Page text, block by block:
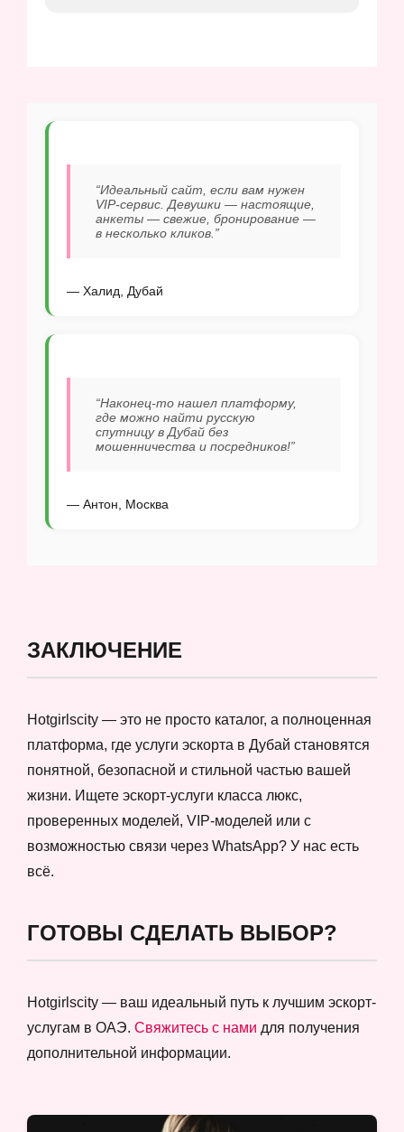
“Идеальный сайт, если вам нужен
VIP-сервис. Девушки — настоящие,
анкеты — свежие, бронирование —
в несколько кликов.”
— Халид, Дубай
“Наконец-то нашел платформу,
где можно найти русскую
спутницу в Дубай без
мошенничества и посредников!”
— Антон, Москва
ЗАКЛЮЧЕНИЕ
Hotgirlscity — это не просто каталог, а полноценная
платформа, где услуги эскорта в Дубай становятся
понятной, безопасной и стильной частью вашей
жизни. Ищете эскорт-услуги класса люкс,
проверенных моделей, VIP-моделей или с
возможностью связи через WhatsApp? У нас есть
всё.
ГОТОВЫ СДЕЛАТЬ ВЫБОР?
Hotgirlscity — ваш идеальный путь к лучшим эскорт-
услугам в ОАЭ. Свяжитесь с нами для получения
дополнительной информации.